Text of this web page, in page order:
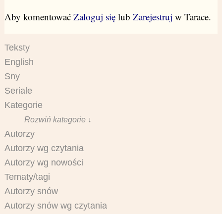
Aby komentować Zaloguj sięlub Zarejestruj w Tarace.
Teksty
English
Sny
Seriale
Kategorie
Rozwiń kategorie ↓
Autorzy
Autorzy wg czytania
Autorzy wg nowości
Tematy/tagi
Autorzy snów
Autorzy snów wg czytania